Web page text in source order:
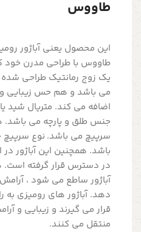
طاووس
طاووس با طراحی مدرن خود
یک زوج رمانتیک طراحی شده
می باشد و هم حس زیبایی و
در دسترس قرار گرفته است.
آباژور ساطع می شود ،
دهد. آباژور های رومیزی
قرار می گیرند و زیبایی و
منتقل می کنند.